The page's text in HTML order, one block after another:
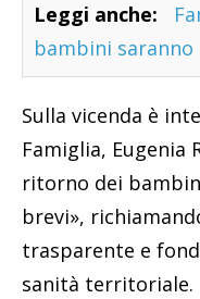
Leggi anche:
bambini
Sulla vicenda è
Famiglia, Eugenia
ritorno dei
brevi»,
trasparente e
sanità territoriale.